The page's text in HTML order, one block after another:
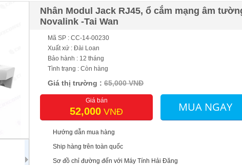
Nhân Modul Jack RJ45, ổ cắm mạng âm
Novalink -Tai Wan
Mã SP : CC-14-00230
Xuất xứ : Đài Loan
Bảo hành : 12 tháng
Tình trạng : Còn hàng
Giá thị trường : 65,000 VNĐ
Giá bán
52,000 VNĐ MUA NGAY
Hướng dẫn mua hàng
Ship hàng trên toàn quốc
Sơ đồ chỉ đường đến với Máy Tính Hải Đăng